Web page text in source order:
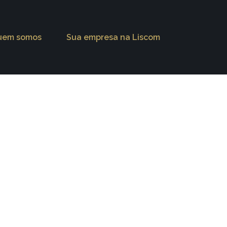
somos Sua empresa na Liscom